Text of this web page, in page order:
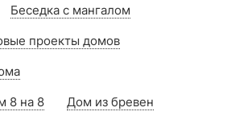
Беседка с мангалом
проекты домов
8 на 8
Дом из бревен